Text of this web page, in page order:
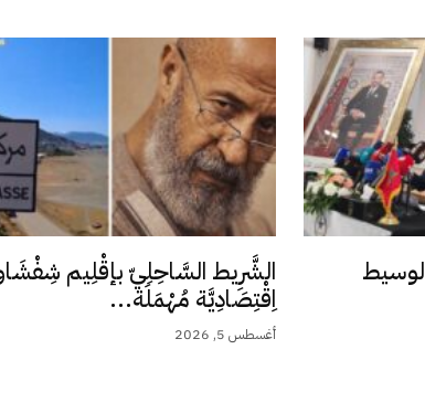
الشَّرِيط السَّاحِلِيّ بإقْلِيم
اِقْتِصَادِيَّة مُهْمَلَة...
أغسطس 5, 2026